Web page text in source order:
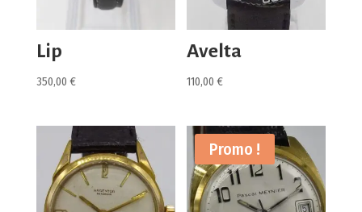
Lip
350,00 €
Avelta
110,00€
Promo !